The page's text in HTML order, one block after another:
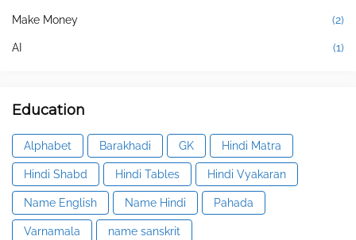
Make Money (2)
AI (1)
Education
Alphabet Barakhadi GK Hindi Matra
Hindi Shabd Hindi Tables Hindi Vyakaran
Name English Name Hindi Pahada
Varnamala name sanskrit